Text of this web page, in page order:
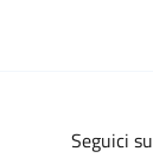
Seguici su